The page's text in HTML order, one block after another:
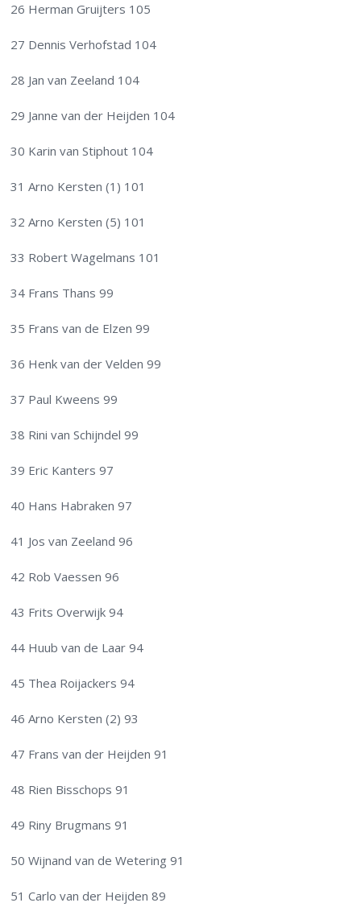
26 Herman Gruijters 105
27 Dennis Verhofstad 104
28 Jan van Zeeland 104
29 Janne van der Heijden 104
30 Karin van Stiphout 104
31 Arno Kersten (1) 101
32 Arno Kersten (5) 101
33 Robert Wagelmans 101
34 Frans Thans 99
35 Frans van de Elzen 99
36 Henk van der Velden 99
37 Paul Kweens 99
38 Rini van Schijndel 99
39 Eric Kanters 97
40 Hans Habraken 97
41 Jos van Zeeland 96
42 Rob Vaessen 96
43 Frits Overwijk 94
44 Huub van de Laar 94
45 Thea Roijackers 94
46 Arno Kersten (2) 93
47 Frans van der Heijden 91
48 Rien Bisschops 91
49 Riny Brugmans 91
50 Wijnand van de Wetering 91
51 Carlo van der Heijden 89